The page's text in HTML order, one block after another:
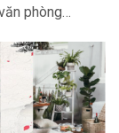
phòng…